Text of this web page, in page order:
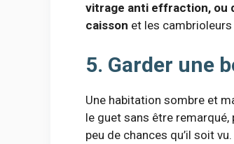
vitrage anti effraction, ou
caisson et les cambrioleurs
5. Garder une
Une habitation sombre et
le guet sans être remarqué,
peu de chances qu’il soit